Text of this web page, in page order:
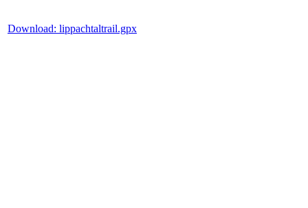
Download: lippachtaltrail.gpx